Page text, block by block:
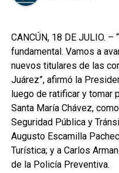
CANCÚN, 18 DE JULIO. –
fundamental. Vamos a
nuevos titulares de las
Juárez”, afirmó la
luego de ratificar y tomar
Santa María Chávez,
Seguridad Pública y
Augusto Escamilla
Turística; y a Carlos
de la Policía Preventiva.